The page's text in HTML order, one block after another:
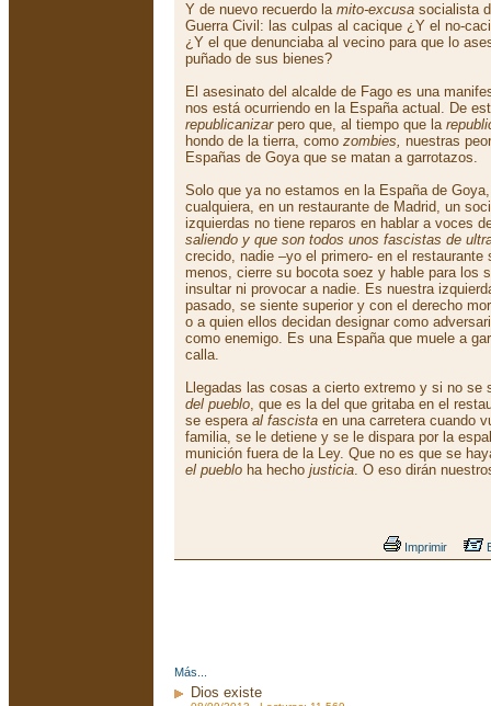
Y de nuevo recuerdo la mito-excusa socialista
Guerra Civil: las culpas al cacique ¿Y el no-
¿Y el que denunciaba al vecino para que lo
puñado de sus bienes?
El asesinato del alcalde de Fago es una
nos está ocurriendo en la España actual. De
republicanizarpero que, al tiempo que la
hondo de la tierra, como zombies, nuestras
Españas de Goya que se matan a garrotazos.
Solo que ya no estamos en la España de
cualquiera, en un restaurante de Madrid, un
izquierdas no tiene reparos en hablar a voces
saliendo y que son todos unos fascistas de
crecido, nadie –yo el primero- en el
menos, cierre su bocota soez y hable para los
insultar ni provocar a nadie. Es nuestra
pasado, se siente superior y con el derecho
o a quien ellos decidan designar como
como enemigo. Es una España que muele a
calla.
Llegadas las cosas a cierto extremo y si no
del pueblo, que es la del que gritaba en el
se espera al fascista en una carretera cuando
familia, se le detiene y se le dispara por la
munición fuera de la Ley. Que no es que se
el pueblo ha hecho justicia. O eso dirán
Imprimir
Más...
Dios existe